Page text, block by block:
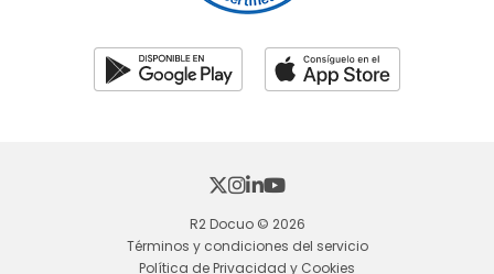
R2 Docuo © 2026
Términos y condiciones del servicio
Política de Privacidad y Cookies